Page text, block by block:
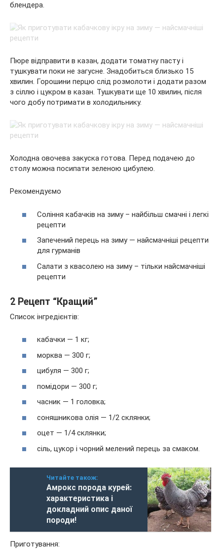
блендера.
Пюре відправити в казан, додати томатну пасту і
тушкувати поки не загусне. Знадобиться близько 15
хвилин. Горошини перцю слід розмолоти і додати разом
з сіллю і цукром в казан. Тушкувати ще 10 хвилин, після
чого добу потримати в холодильнику.
Холодна овочева закуска готова. Перед подачею до
столу можна посипати зеленою цибулею.
Рекомендуємо
Соління кабачків на зиму – найбільш смачні і легкі
рецепти
Запечений перець на зиму — найсмачніші рецепти
для гурманів
Салати з квасолею на зиму – тільки найсмачніші
рецепти
2 Рецепт “Кращий”
Список інгредієнтів:
кабачки — 1 кг;
морква — 300 г;
цибуля — 300 г;
помідори — 300 г;
часник — 1 головка;
соняшникова олія — 1/2 склянки;
оцет — 1/4 склянки;
сіль, цукор і чорний мелений перець за смаком.
Читайте також:
Амрокс порода курей:
характеристика і
докладний опис даної
породи!
Приготування: